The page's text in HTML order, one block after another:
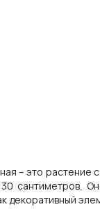
– это
сантиметров.
декоративный